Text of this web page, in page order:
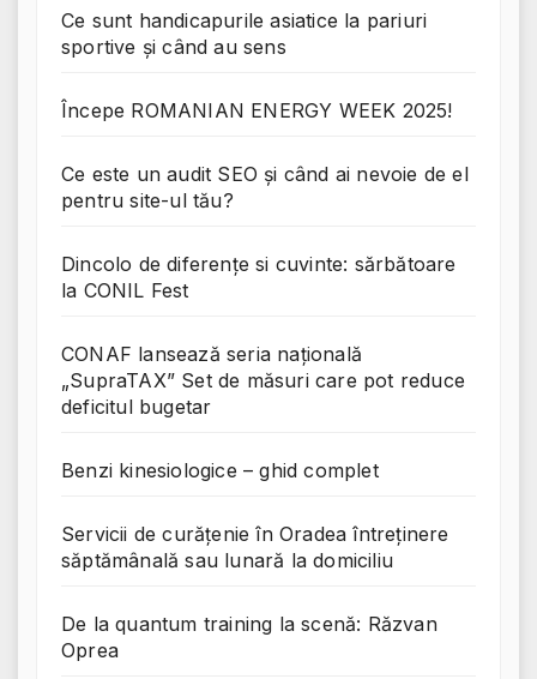
Ce sunt handicapurile asiatice la pariuri
sportive și când au sens
Începe ROMANIAN ENERGY WEEK 2025!
Ce este un audit SEO și când ai nevoie de el
pentru site-ul tău?
Dincolo de diferențe si cuvinte: sărbătoare
la CONIL Fest
CONAF lansează seria națională
„SupraTAX” Set de măsuri care pot reduce
deficitul bugetar
Benzi kinesiologice – ghid complet
Servicii de curățenie în Oradea întreținere
săptămânală sau lunară la domiciliu
De la quantum training la scenă: Răzvan
Oprea